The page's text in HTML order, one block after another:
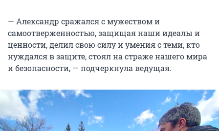
— Александр сражался с мужеством и
самоотверженностью, защищая наши идеалы и
ценности, делил свою силу и умения с теми, кто
нуждался в защите, стоял на страже нашего мира
и безопасности, — подчеркнула ведущая.